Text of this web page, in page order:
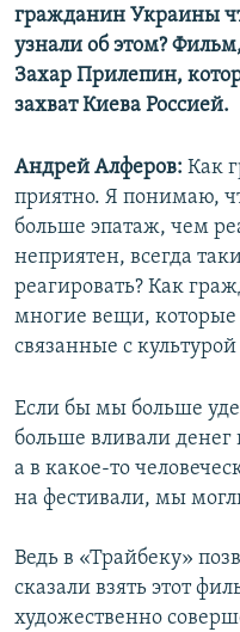
гражданин Украины
узнали об этом?
Захар Прилепин,
захват Киева Россией.
Андрей Алферов: Как
приятно. Я понимаю,
больше эпатаж, чем
неприятен, всегда
реагировать? Как
многие вещи, которые
связанные с
Если бы мы больше
больше вливали денег
а в какое-то
на фестивали, мы
Ведь в «Трайбеку»
сказали взять этот
художественно